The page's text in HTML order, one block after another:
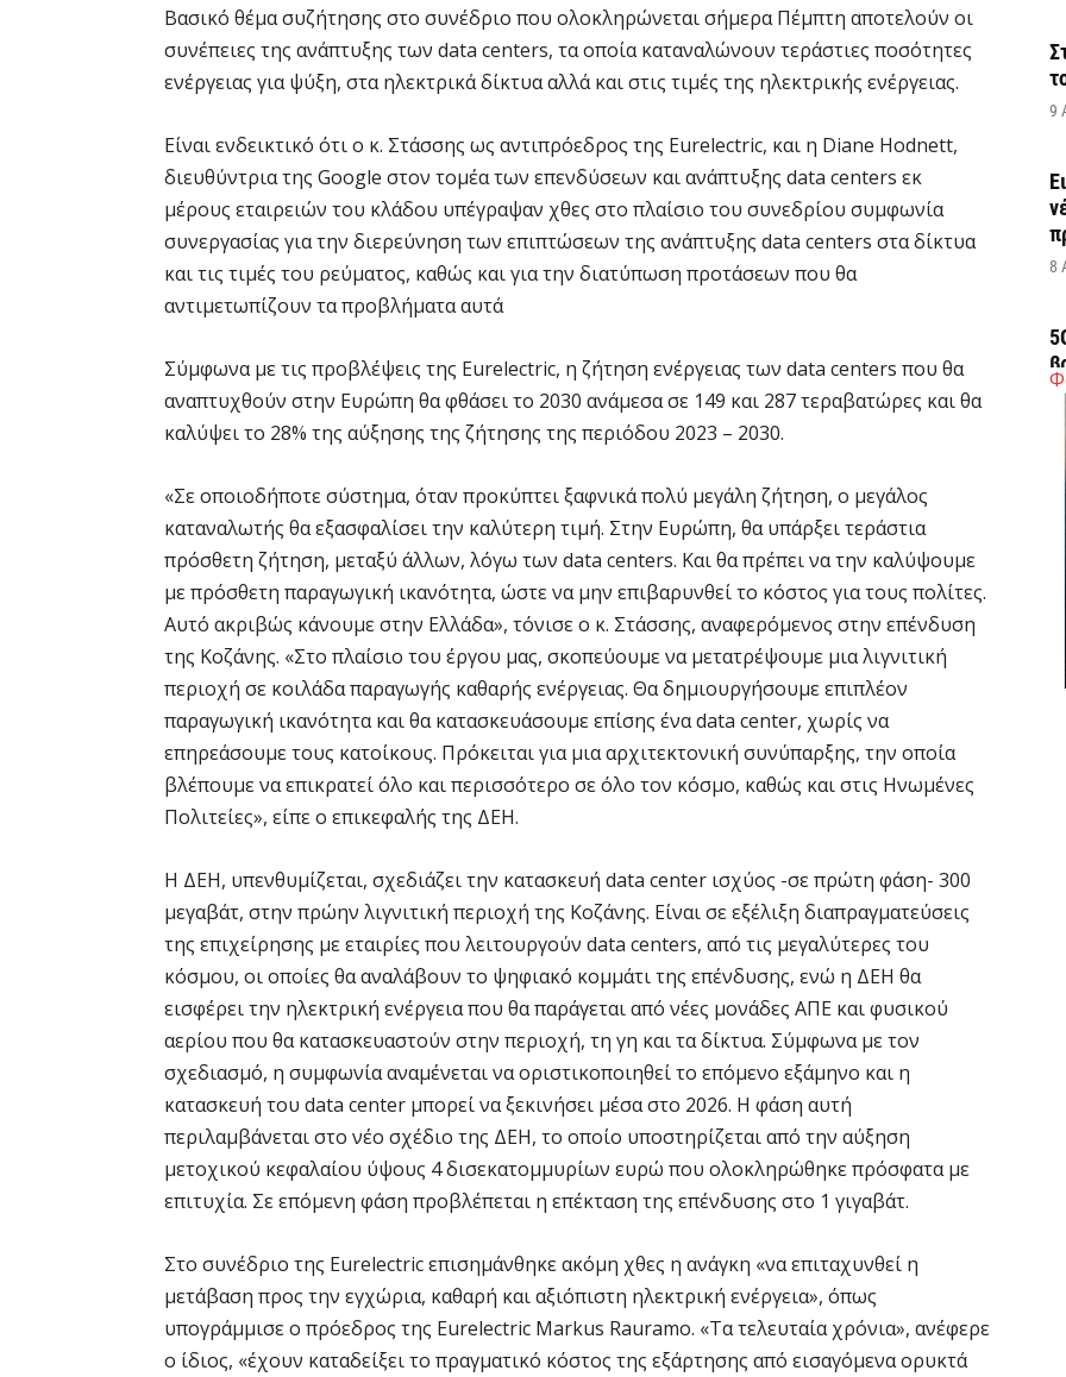
Βασικό θέμα συζήτησης στο συνέδριο που ολοκληρώνεται σήμερα Πέμπτη αποτελούν οι
συνέπειες της ανάπτυξης των data centers, τα οποία καταναλώνουν τεράστιες ποσότητες
ενέργειας για ψύξη, στα ηλεκτρικά δίκτυα αλλά και στις τιμές της ηλεκτρικής ενέργειας.
Είναι ενδεικτικό ότι ο κ. Στάσσης ως αντιπρόεδρος της Eurelectric, και η Diane Hodnett,
διευθύντρια της Google στον τομέα των επενδύσεων και ανάπτυξης data centers εκ
μέρους εταιρειών του κλάδου υπέγραψαν χθες στο πλαίσιο του συνεδρίου συμφωνία
συνεργασίας για την διερεύνηση των επιπτώσεων της ανάπτυξης data centers στα δίκτυα
και τις τιμές του ρεύματος, καθώς και για την διατύπωση προτάσεων που θα
αντιμετωπίζουν τα προβλήματα αυτά
Σύμφωνα με τις προβλέψεις της Eurelectric, η ζήτηση ενέργειας των data centers που θα
αναπτυχθούν στην Ευρώπη θα φθάσει το 2030 ανάμεσα σε 149 και 287 τεραβατώρες και θα
καλύψει το 28% της αύξησης της ζήτησης της περιόδου 2023 – 2030.
«Σε οποιοδήποτε σύστημα, όταν προκύπτει ξαφνικά πολύ μεγάλη ζήτηση, ο μεγάλος
καταναλωτής θα εξασφαλίσει την καλύτερη τιμή. Στην Ευρώπη, θα υπάρξει τεράστια
πρόσθετη ζήτηση, μεταξύ άλλων, λόγω των data centers. Και θα πρέπει να την καλύψουμε
με πρόσθετη παραγωγική ικανότητα, ώστε να μην επιβαρυνθεί το κόστος για τους πολίτες.
Αυτό ακριβώς κάνουμε στην Ελλάδα», τόνισε ο κ. Στάσσης, αναφερόμενος στην επένδυση
της Κοζάνης. «Στο πλαίσιο του έργου μας, σκοπεύουμε να μετατρέψουμε μια λιγνιτική
περιοχή σε κοιλάδα παραγωγής καθαρής ενέργειας. Θα δημιουργήσουμε επιπλέον
παραγωγική ικανότητα και θα κατασκευάσουμε επίσης ένα data center, χωρίς να
επηρεάσουμε τους κατοίκους. Πρόκειται για μια αρχιτεκτονική συνύπαρξης, την οποία
βλέπουμε να επικρατεί όλο και περισσότερο σε όλο τον κόσμο, καθώς και στις Ηνωμένες
Πολιτείες», είπε ο επικεφαλής της ΔΕΗ.
Η ΔΕΗ, υπενθυμίζεται, σχεδιάζει την κατασκευή data center ισχύος -σε πρώτη φάση- 300
μεγαβάτ, στην πρώην λιγνιτική περιοχή της Κοζάνης. Είναι σε εξέλιξη διαπραγματεύσεις
της επιχείρησης με εταιρίες που λειτουργούν data centers, από τις μεγαλύτερες του
κόσμου, οι οποίες θα αναλάβουν το ψηφιακό κομμάτι της επένδυσης, ενώ η ΔΕΗ θα
εισφέρει την ηλεκτρική ενέργεια που θα παράγεται από νέες μονάδες ΑΠΕ και φυσικού
αερίου που θα κατασκευαστούν στην περιοχή, τη γη και τα δίκτυα. Σύμφωνα με τον
σχεδιασμό, η συμφωνία αναμένεται να οριστικοποιηθεί το επόμενο εξάμηνο και η
κατασκευή του data center μπορεί να ξεκινήσει μέσα στο 2026. Η φάση αυτή
περιλαμβάνεται στο νέο σχέδιο της ΔΕΗ, το οποίο υποστηρίζεται από την αύξηση
μετοχικού κεφαλαίου ύψους 4 δισεκατομμυρίων ευρώ που ολοκληρώθηκε πρόσφατα με
επιτυχία. Σε επόμενη φάση προβλέπεται η επέκταση της επένδυσης στο 1 γιγαβάτ.
Στο συνέδριο της Eurelectric επισημάνθηκε ακόμη χθες η ανάγκη «να επιταχυνθεί η
μετάβαση προς την εγχώρια, καθαρή και αξιόπιστη ηλεκτρική ενέργεια», όπως
υπογράμμισε ο πρόεδρος της Eurelectric Markus Rauramo. «Τα τελευταία χρόνια», ανέφερε
ο ίδιος, «έχουν καταδείξει το πραγματικό κόστος της εξάρτησης από εισαγόμενα ορυκτά
9
8